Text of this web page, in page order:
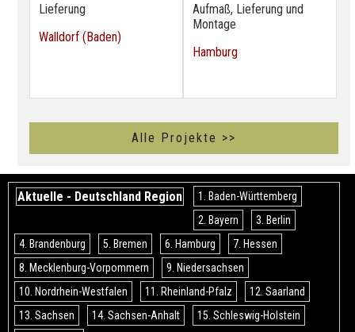
Lieferung
Walldorf (Baden)
Aufmaß, Lieferung und
Montage
Hamburg
Alle Projekte >>
Aktuelle - Deutschland Region
1. Baden-Württemberg
2. Bayern
3. Berlin
4. Brandenburg
5. Bremen 6. Hamburg
7. Hessen
8. Mecklenburg-Vorpommern
9. Niedersachsen
10. Nordrhein-Westfalen
11. Rheinland-Pfalz
12. Saarland
13. Sachsen
14. Sachsen-Anhalt
15. Schleswig-Holstein